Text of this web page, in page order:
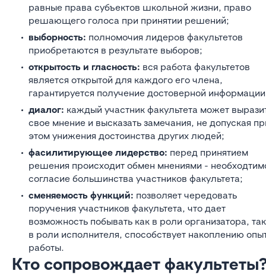
равные права субъектов школьной жизни, право
решающего голоса при принятии решений;
выборность: полномочия лидеров факультетов
приобретаются в результате выборов;
открытость и гласность: вся работа факультетов
является открытой для каждого его члена,
гарантируется получение достоверной
диалог: каждый участник факультета может
свое мнение и высказать замечания, не допуская
этом унижения достоинства других людей;
фасилитирующее лидерство: перед принятием
решения происходит обмен мнениями -
согласие большинства участников факультета;
сменяемость функций: позволяет чередовать
поручения участников факультета, что дает
возможность побывать как в роли организатора,
в роли исполнителя, способствует накоплению
работы.
Кто сопровождает